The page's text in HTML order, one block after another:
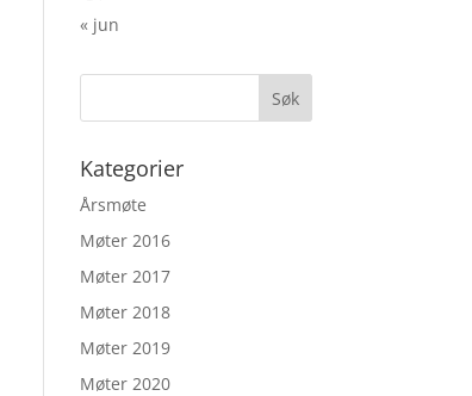
« jun
Kategorier
Årsmøte
Møter 2016
Møter 2017
Møter 2018
Møter 2019
Møter 2020